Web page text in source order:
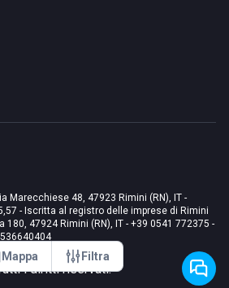
Mappa Filtra
Marecchiese 48, 47923 Rimini (RN), IT -
- Iscritta al registro delle imprese di Rimini
180, 47924 Rimini (RN), IT - +39 0541 772375 -
i diritti riservati.